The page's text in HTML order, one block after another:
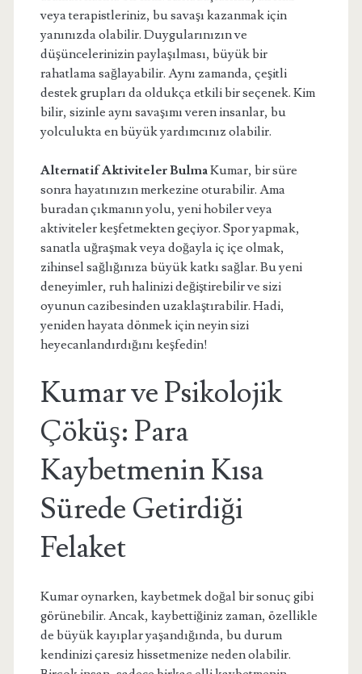
veya terapistleriniz, bu savaşı kazanmak için
yanınızda olabilir. Duygularınızın ve
düşüncelerinizin paylaşılması, büyük bir
rahatlama sağlayabilir. Aynı zamanda, çeşitli
destek grupları da oldukça etkili bir seçenek. Kim
bilir, sizinle aynı savaşımı veren insanlar, bu
yolculukta en büyük yardımcınız olabilir.
Alternatif Aktiviteler BulmaKumar, bir süre
sonra hayatınızın merkezine oturabilir. Ama
buradan çıkmanın yolu, yeni hobiler veya
aktiviteler keşfetmekten geçiyor. Spor yapmak,
sanatla uğraşmak veya doğayla iç içe olmak,
zihinsel sağlığınıza büyük katkı sağlar. Bu yeni
deneyimler, ruh halinizi değiştirebilir ve sizi
oyunun cazibesinden uzaklaştırabilir. Hadi,
yeniden hayata dönmek için neyin sizi
heyecanlandırdığını keşfedin!
Kumar ve Psikolojik
Çöküş: Para
Kaybetmenin Kısa
Sürede Getirdiği
Felaket
Kumar oynarken, kaybetmek doğal bir sonuç gibi
görünebilir. Ancak, kaybettiğiniz zaman, özellikle
de büyük kayıplar yaşandığında, bu durum
kendinizi çaresiz hissetmenize neden olabilir.